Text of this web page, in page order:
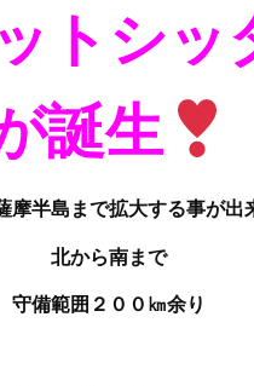
トシッ
誕生
摩半島まで拡大する事が出
北から南まで
守備範囲２００㎞余り